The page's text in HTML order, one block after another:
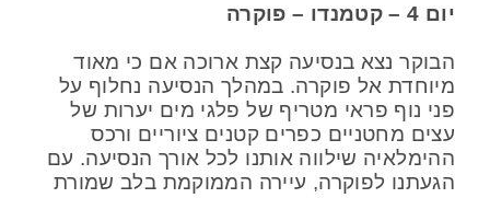
יום 4 – קטמנדו – פוקרה
הבוקר נצא בנסיעה קצת ארוכה אם כי מאוד
מיוחדת אל פוקרה. במהלך הנסיעה נחלוף על
פני נוף פראי מטריף של פלגי מים יערות של
עצים מחטניים כפרים קטנים ציוריים ורכס
ההימלאיה שילווה אותנו לכל אורך הנסיעה. עם
הגעתנו לפוקרה, עיירה הממוקמת בלב שמורת